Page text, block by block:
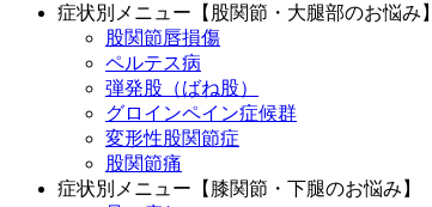
症状別メニュー【股関節・大腿部のお悩み】
股関節唇損傷
ペルテス病
弾発股（ばね股）
グロインペイン症候群
変形性股関節症
股関節痛
症状別メニュー【膝関節・下腿のお悩み】